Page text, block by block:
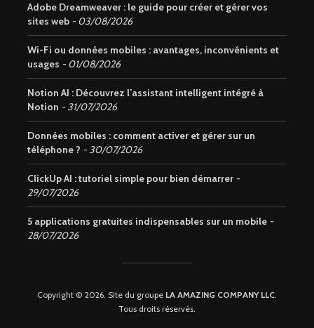
Adobe Dreamweaver : le guide pour créer et gérer vos
sites web
03/08/2026
Wi-Fi ou données mobiles : avantages, inconvénients et
usages
01/08/2026
Notion AI : Découvrez l’assistant intelligent intégré à
Notion
31/07/2026
Données mobiles : comment activer et gérer sur un
téléphone ?
30/07/2026
ClickUp AI : tutoriel simple pour bien démarrer
29/07/2026
5 applications gratuites indispensables sur un mobile
28/07/2026
Copyright © 2026. Site du groupe LA AMAZING COMPANY LLC.
Tous droits réservés.